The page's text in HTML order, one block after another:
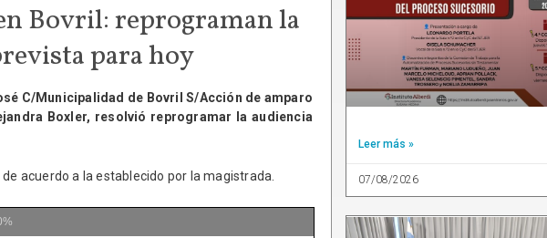
Bovril: reprograman la
para hoy
C/Municipalidad de Bovril S/Acción de amparo
Boxler, resolvió reprogramar la audiencia
acuerdo a la establecido por la magistrada.
Leer más »
07/08/2026